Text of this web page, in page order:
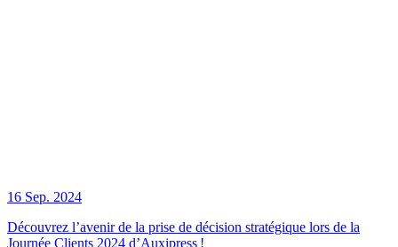
16 Sep. 2024
Découvrez l’avenir de la prise de décision stratégique lors de la
Journée Clients 2024 d’Auxipress !